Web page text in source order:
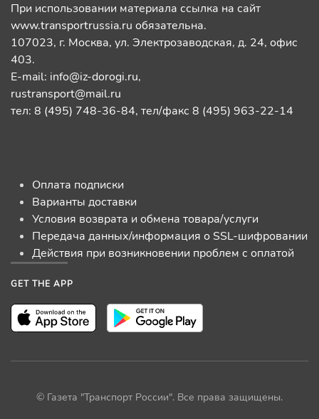
При использовании материала ссылка на сайт
www.transportrussia.ru обязательна.
107023, г. Москва, ул. Электрозаводская, д. 24, офис
403.
E-mail: info@iz-dorogi.ru,
rustransport@mail.ru
тел: 8 (495) 748-36-84, тел/факс 8 (495) 963-22-14
Оплата подписки
Варианты доставки
Условия возврата и обмена товара/услуги
Передача данных/информация о SSL-шифровании
Действия при возникновении проблем с оплатой
GET THE APP
© Газета "Транспорт России". Все права защищены.